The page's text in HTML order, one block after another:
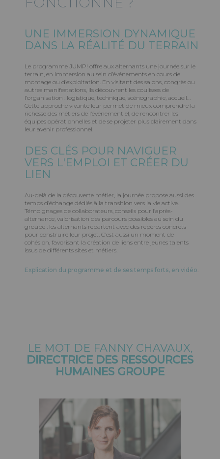
UNE IMMERSION DYNAMIQUE
DANS LA RÉALITÉ DU TERRAIN
Le programme JUMP! offre aux alternants une journée sur le
terrain, en immersion au sein d’événements en cours de
montage ou d’exploitation. En visitant des salons, congrès ou
autres manifestations, ils découvrent les coulisses de
l’organisation : logistique, technique, scénographie, accueil…
Cette approche vivante leur permet de mieux comprendre la
richesse des métiers de l’événementiel, de rencontrer les
équipes opérationnelles et de se projeter plus clairement dans
leur avenir professionnel.
DES CLÉS POUR NAVIGUER
VERS L'EMPLOI ET CRÉER DU
LIEN
Au-delà de la découverte métier, la journée propose aussi des
temps d’échange dédiés à la transition vers la vie active.
Témoignages de collaborateurs, conseils pour l’après-
alternance, valorisation des parcours possibles au sein du
groupe : les alternants repartent avec des repères concrets
pour construire leur projet. C’est aussi un moment de
cohésion, favorisant la création de liens entre jeunes talents
issus de différents sites et métiers.
Explication du programme et de ses temps forts, en vidéo.
LE MOT DE FANNY CHAVAUX,
DIRECTRICE DES RESSOURCES
HUMAINES GROUPE